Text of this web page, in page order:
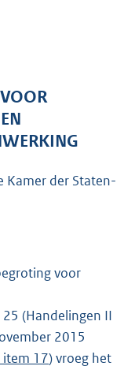
Kamer der Staten-
voor
(Handelingen II
2015
item 17) vroeg het